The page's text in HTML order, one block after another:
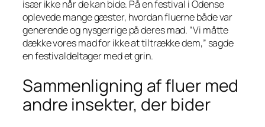
især ikke når de kan bide. På en festival i Odense
oplevede mange gæster, hvordan fluerne både var
generende og nysgerrige på deres mad. “Vi måtte
dække vores mad for ikke at tiltrække dem,” sagde
en festivaldeltager med et grin.
Sammenligning af fluer med
andre insekter, der bider